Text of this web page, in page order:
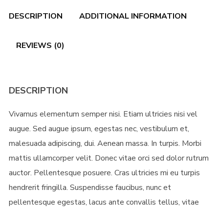
DESCRIPTION ADDITIONAL INFORMATION
REVIEWS (0)
DESCRIPTION
Vivamus elementum semper nisi. Etiam ultricies nisi vel
augue. Sed augue ipsum, egestas nec, vestibulum et,
malesuada adipiscing, dui. Aenean massa. In turpis. Morbi
mattis ullamcorper velit. Donec vitae orci sed dolor rutrum
auctor. Pellentesque posuere. Cras ultricies mi eu turpis
hendrerit fringilla. Suspendisse faucibus, nunc et
pellentesque egestas, lacus ante convallis tellus, vitae